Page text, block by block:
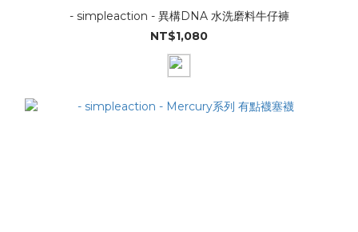
- simpleaction - 異構DNA 水洗磨料牛仔褲
NT$1,080